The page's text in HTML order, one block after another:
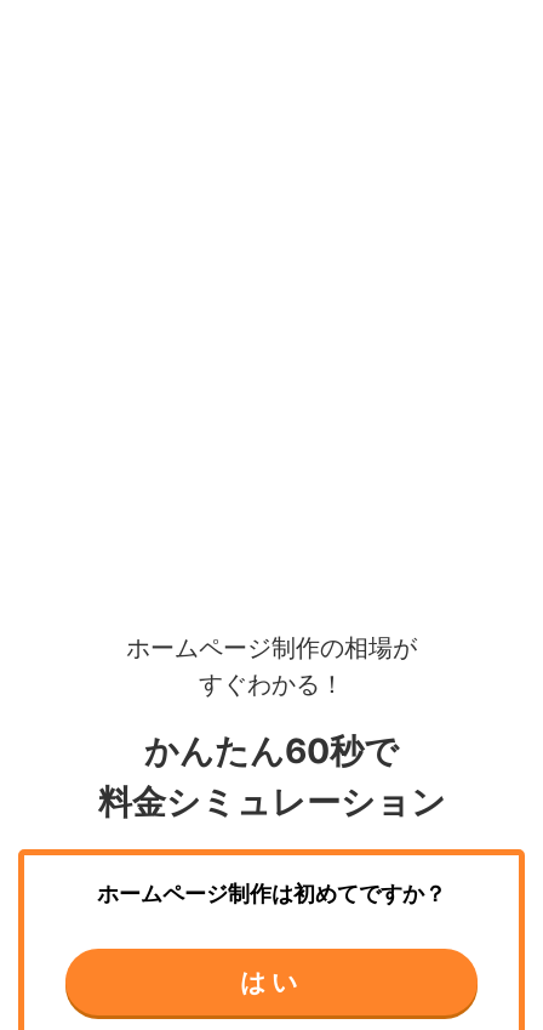
ホームページ制作の相場が
すぐわかる！
かんたん60秒で
料金シミュレーション
ホームページ制作は初めてですか？
はい